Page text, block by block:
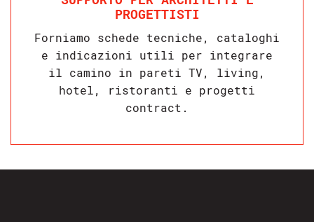
PROGETTISTI
Forniamo schede tecniche, cataloghi
e indicazioni utili per integrare
il camino in pareti TV, living,
hotel, ristoranti e progetti
contract.